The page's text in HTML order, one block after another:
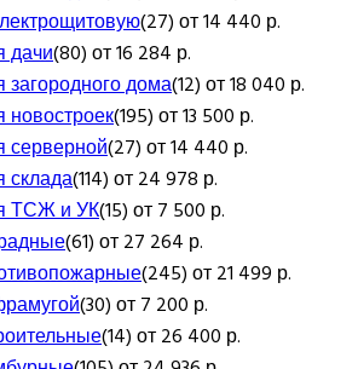
(27) от 14 440 р.
дачи(80) от 16 284 р.
загородного дома(12) от 18 040 р.
новостроек(195) от 13 500 р.
серверной(27) от 14 440 р.
склада(114) от 24 978 р.
ТСЖ и УК(15) от 7 500 р.
(61) от 27 264 р.
(245) от 21 499 р.
(30) от 7 200 р.
(14) от 26 400 р.